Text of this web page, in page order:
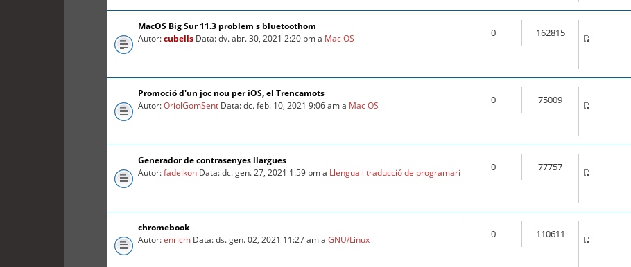
MacOS Big Sur 11.3 problem s bluetoothom
Autor:cubells Data: dv. abr. 30, 2021 2:20 pm a Mac OS 0 162815
Promoció d'un joc nou per iOS, el Trencamots
Autor:OriolGomSent Data: dc. feb. 10, 2021 9:06 am a Mac OS 0 75009
Generador de contrasenyes llargues
Autor:fadelkon Data: dc. gen. 27, 2021 1:59 pm a Llengua i traducció de programari 0 77757
chromebook
Autor:enricm Data: ds. gen. 02, 2021 11:27 am aGNU/Linux 0 110611